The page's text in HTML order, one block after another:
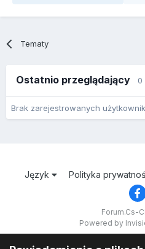
Tematy
Ostatnio przeglądający 0
Brak zarejestrowanych
Język Polityka
Forum.Cs-
Powered by